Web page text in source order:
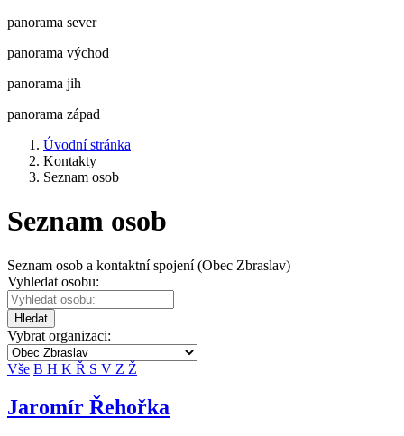
panorama sever
panorama východ
panorama jih
panorama západ
Úvodní stránka
Kontakty
Seznam osob
Seznam osob
Seznam osob a kontaktní spojení (Obec Zbraslav)
Vyhledat osobu:
Hledat
Vybrat organizaci:
Vše B H K Ř S V Z Ž
Jaromír Řehořka